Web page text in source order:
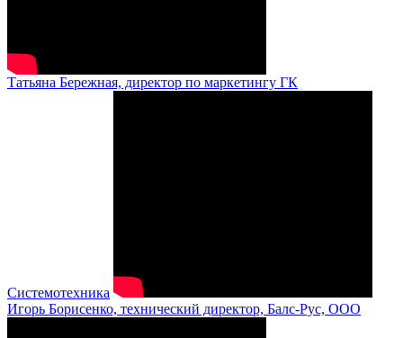
Татьяна Бережная, директор по маркетингу ГК
Системотехника
Игорь Борисенко, технический директор, Балс-Рус, ООО